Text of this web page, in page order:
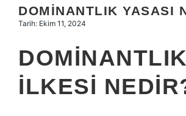
Hakkımızda
DOMINANTLIK YASASI
Tarih: Ekim 11, 2024
DOMINANTLIK
ILKESI